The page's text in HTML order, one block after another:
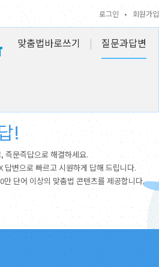
로그인 • 회원가입
맞춤법바로쓰기 | 질문과답변
!
즉문즉답으로 해결하세요.
답변으로 빠르고 시원하게 답해 드립니다.
단어 이상의 맞춤법 콘텐츠를 제공합니다.